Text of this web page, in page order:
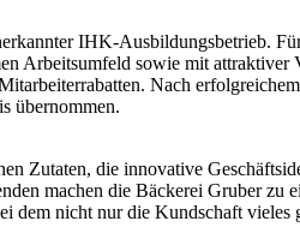
IHK-Ausbildungsbetrieb.
Arbeitsumfeld sowie mit attraktiver
Nach
übernommen.
Zutaten, die innovative
machen die Bäckerei Gruber zu
dem nicht nur die Kundschaft vieles